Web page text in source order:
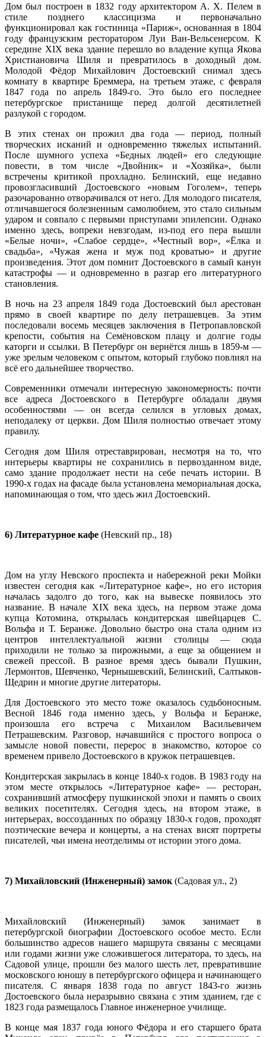
Дом был построен в 1832 году архитектором А. Х. Пелем в
стиле позднего классицизма и первоначально
функционировал как гостиница «Париж», основанная в 1804
году французским ресторатором Луи Ван-Вельсенерсом. К
середине XIX века здание перешло во владение купца Якова
Христиановича Шиля и превратилось в доходный дом.
Молодой Фёдор Михайлович Достоевский снимал здесь
комнату в квартире Бреммера, на третьем этаже, с февраля
1847 года по апрель 1849-го. Это было его последнее
петербургское пристанище перед долгой десятилетней
разлукой с городом.
В этих стенах он прожил два года — период, полный
творческих исканий и одновременно тяжелых испытаний.
После шумного успеха «Бедных людей» его следующие
повести, в том числе «Двойник» и «Хозяйка», были
встречены критикой прохладно. Белинский, еще недавно
провозгласивший Достоевского «новым Гоголем», теперь
разочарованно отворачивался от него. Для молодого писателя,
отличавшегося болезненным самолюбием, это стало сильным
ударом и совпало с первыми приступами эпилепсии. Однако
именно здесь, вопреки невзгодам, из-под его пера вышли
«Белые ночи», «Слабое сердце», «Честный вор», «Ёлка и
свадьба», «Чужая жена и муж под кроватью» и другие
произведения. Этот дом помнит Достоевского в самый канун
катастрофы — и одновременно в разгар его литературного
становления.
В ночь на 23 апреля 1849 года Достоевский был арестован
прямо в своей квартире по делу петрашевцев. За этим
последовали восемь месяцев заключения в Петропавловской
крепости, события на Семёновском плацу и долгие годы
каторги и ссылки. В Петербург он вернётся лишь в 1859-м —
уже зрелым человеком с опытом, который глубоко повлиял на
всё его дальнейшее творчество.
Современники отмечали интересную закономерность: почти
все адреса Достоевского в Петербурге обладали двумя
особенностями — он всегда селился в угловых домах,
неподалеку от церкви. Дом Шиля полностью отвечает этому
правилу.
Сегодня дом Шиля отреставрирован, несмотря на то, что
интерьеры квартиры не сохранились в первозданном виде,
само здание продолжает нести на себе печать истории. В
1990-х годах на фасаде была установлена мемориальная доска,
напоминающая о том, что здесь жил Достоевский.
6) Литературное кафе (Невский пр., 18)
Дом на углу Невского проспекта и набережной реки Мойки
известен сегодня как «Литературное кафе», но его история
началась задолго до того, как на вывеске появилось это
название. В начале XIX века здесь, на первом этаже дома
купца Котомина, открылась кондитерская швейцарцев С.
Вольфа и Т. Беранже. Довольно быстро она стала одним из
центров интеллектуальной жизни столицы — сюда
приходили не только за пирожными, а еще за общением и
свежей прессой. В разное время здесь бывали Пушкин,
Лермонтов, Шевченко, Чернышевский, Белинский, Салтыков-
Щедрин и многие другие литераторы.
Для Достоевского это место тоже оказалось судьбоносным.
Весной 1846 года именно здесь, у Вольфа и Беранже,
произошла его встреча с Михаилом Васильевичем
Петрашевским. Разговор, начавшийся с простого вопроса о
замысле новой повести, перерос в знакомство, которое со
временем привело Достоевского в кружок петрашевцев.
Кондитерская закрылась в конце 1840-х годов. В 1983 году на
этом месте открылось «Литературное кафе» — ресторан,
сохранивший атмосферу пушкинской эпохи и память о своих
великих посетителях. Сегодня здесь, на втором этаже, в
интерьерах, воссозданных по образцу 1830-х годов, проходят
поэтические вечера и концерты, а на стенах висят портреты
писателей, чьи имена неотделимы от истории этого дома.
7) Михайловский (Инженерный) замок (Садовая ул., 2)
Михайловский (Инженерный) замок занимает в
петербургской биографии Достоевского особое место. Если
большинство адресов нашего маршрута связаны с месяцами
или годами жизни уже сложившегося литератора, то здесь, на
Садовой улице, прошли без малого шесть лет, превратившие
московского юношу в петербургского офицера и начинающего
писателя. С января 1838 года по август 1843-го жизнь
Достоевского была неразрывно связана с этим зданием, где с
1823 года размещалось Главное инженерное училище.
В конце мая 1837 года юного Фёдора и его старшего брата